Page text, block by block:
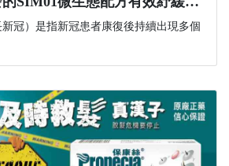
冠）是指新冠患者康復後持續出現多個